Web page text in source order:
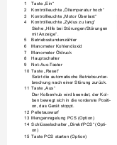
1 Taste „Ein“
2 Kontrollleuchte „Öltemperatur hoch“
3 Kontrollleuchte „Motor Überlast“
4
Kontrollleuchte „Zyklus zu lang“
Siehe „Hilfe bei Störungen/Störungen
mit Anzeige“.
5 Betriebsstundenzähler
6 Manometer Kohlendioxid
7 Manometer Öldruck
8
Hauptschalter
9
Not-Aus-Taster
10 Taste „Reset“
Setzt die automatische Betriebsunter-
brechung nach einer Störung zurück.
11 Taste „Aus“
Der Kolbenhub wird beendet, der Kol-
ben bewegt sich in die vorderste Positi-
on, das Gerät stoppt.
12 Pelletauswurf
13 Mengenregelung PCS (Option)
14 Schlüsselschalter „Direkt/PCS“ (Opti-
on)
15 Taste PCS starten (Option)